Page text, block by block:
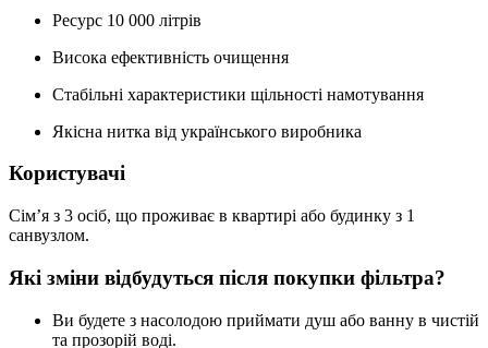
Ресурс 10 000 літрів
Висока ефективність очищення
Стабільні характеристики щільності намотування
Якісна нитка від українського виробника
Користувачі
Сім’я з 3 осіб, що проживає в квартирі або будинку з 1
санвузлом.
Які зміни відбудуться після покупки фільтра?
Ви будете з насолодою приймати душ або ванну в чистій
та прозорій воді.